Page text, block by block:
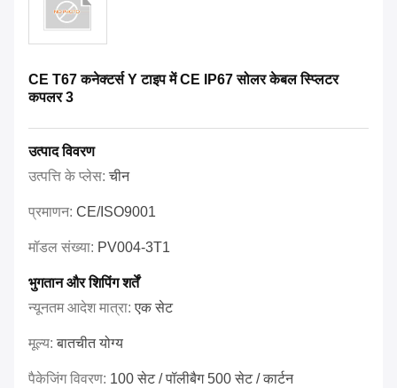
CE T67 कनेक्टर्स Y टाइप में CE IP67 सोलर केबल स्प्लिटर
कपलर 3
उत्पाद विवरण
उत्पत्ति के प्लेस:चीन
प्रमाणन: CE/ISO9001
मॉडल संख्या: PV004-3T1
भुगतान और शिपिंग शर्तें
न्यूनतम आदेश मात्रा:एक सेट
मूल्य:बातचीत योग्य
पैकेजिंग विवरण: 100 सेट / पॉलीबैग 500 सेट / कार्टन